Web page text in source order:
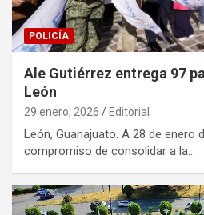
POLICÍA
Ale Gutiérrez entrega 97
León
29 enero, 2026 Editorial
León, Guanajuato. A 28 de enero
compromiso de consolidar a la…